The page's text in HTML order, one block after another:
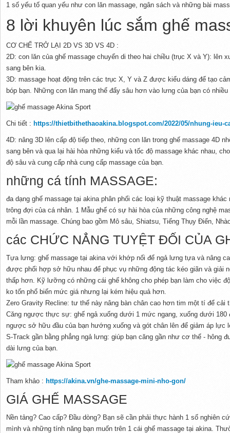
1 số yếu tố quan yếu như con lăn massage, ngân sách và những bài
8 lời khuyên lúc sắm ghế
CƠ CHẾ TRỞ LẠI 2D VS 3D VS 4D :
2D: con lăn của ghế massage chuyển di theo hai chiều (trục X và Y): lên
sang bên kia.
3D: massage hoạt động trên các trục X, Y và Z được kiểu dáng để tạo
bóp bạn. Những con lăn mang thể đẩy sâu hơn vào lưng của bạn có
Chi tiết : https://thietbithethaoakina.blogspot.com/2022/05/nhung-ieu-
4D: nâng 3D lên cấp độ tiếp theo, những con lăn trong ghế massage 4D
sang bên và qua lại hài hòa những kiểu và tốc độ massage khác nhau,
độ sâu và cung cấp nhà cung cấp massage của bạn.
những cá tính MASSAGE:
đa dạng ghế massage tại akina phân phối các loại kỹ thuật massage
trông đợi của cá nhân. 1 Mẫu ghế có sự hài hòa của những công nghệ
mỗi lần massage. Chúng bao gồm Mô sâu, Shiatsu, Tiếng Thụy Điển,
các CHỨC NẲNG TUYỆT ĐỐI CỦA
Tựa lưng: ghế massage tại akina với khớp nối để ngả lưng tựa và nâng
được phối hợp sở hữu nhau để phục vụ những động tác kéo giãn và giải
thấp hơn. Kỹ lưỡng có những cái ghế không cho phép bạn làm cho việc
ko tốn phổ biến mức giá nhưng lại kém hiệu quả hơn.
Zero Gravity Recline: tư thế này nâng bàn chân cao hơn tim một tí để cải
Căng ngược thực sự: ghế ngả xuống dưới 1 mức ngang, xuống dưới 180
ngược sở hữu đầu của bạn hướng xuống và gót chân lên để giảm áp lực
S-Track gần bằng phẳng ngả lưng: giúp bạn căng gần như cơ thể - hông
dài lưng của bạn.
Tham khảo : https://akina.vn/ghe-massage-mini-nho-gon/
GIÁ GHẾ MASSAGE
Nền tảng? Cao cấp? Đầu dòng? Bạn sẽ cần phải thực hành 1 số nghiên
mình và những tính năng bạn muốn trên 1 cái ghế massage tại akina.